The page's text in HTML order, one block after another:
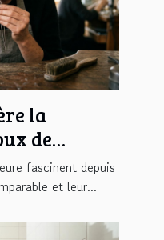
la
de
fascinent depuis
et leur...